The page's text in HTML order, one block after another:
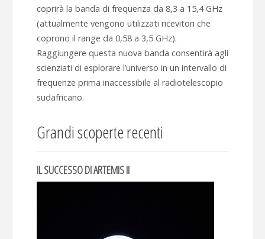
coprirà la banda di frequenza da 8,3 a 15,4 GHz
(attualmente vengono utilizzati ricevitori che
coprono il range da 0,58 a 3,5 GHz).
Raggiungere questa nuova banda consentirà agli
scienziati di esplorare l’universo in un intervallo di
frequenze prima inaccessibile al radiotelescopio
sudafricano.
Grandi scoperte recenti
IL SUCCESSO DI ARTEMIS II